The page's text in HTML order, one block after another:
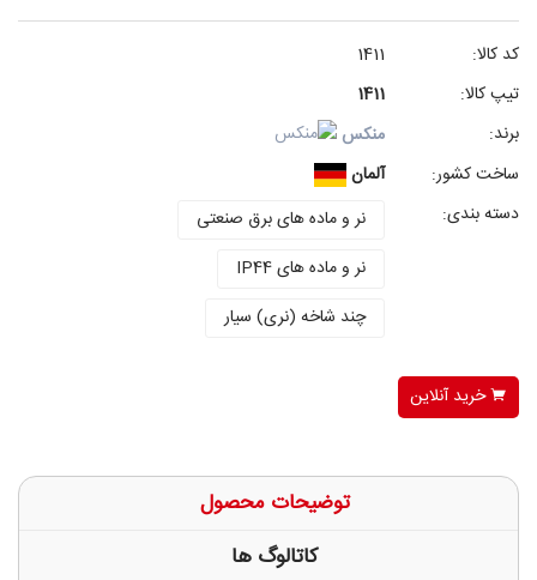
کد کالا:
1411
تیپ کالا:
1411
برند:
منکس
ساخت کشور:
آلمان
دسته بندی:
نر و ماده های برق صنعتی
نر و ماده های IP44
چند شاخه (نری) سیار
خرید آنلاین
توضیحات محصول
کاتالوگ ها